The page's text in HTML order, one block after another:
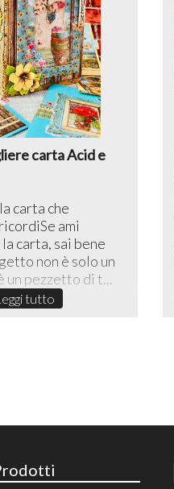
carta Acid e
carta che
ami
carta, sai bene
non è solo un
un pezzetto di t...
tutto